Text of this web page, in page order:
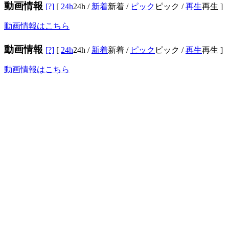
動画情報 [?] [ 24h24h / 新着新着 / ピック ピック /再生再生 ]
動画情報はこちら
動画情報 [?] [ 24h24h / 新着新着 / ピック ピック /再生再生 ]
動画情報はこちら